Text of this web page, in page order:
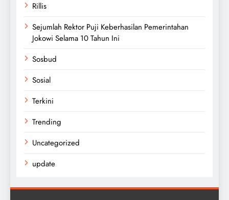
Rillis
Sejumlah Rektor Puji Keberhasilan Pemerintahan
Jokowi Selama 10 Tahun Ini
Sosbud
Sosial
Terkini
Trending
Uncategorized
update